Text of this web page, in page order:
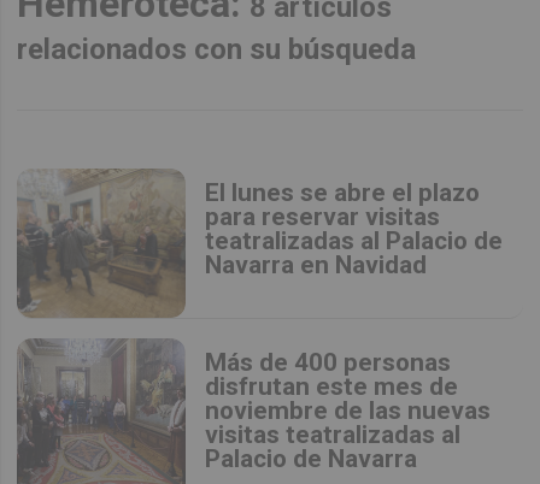
8 artículos
relacionados con su búsqueda
El lunes se abre el plazo
para reservar visitas
teatralizadas al Palacio de
Navarra en Navidad
Más de 400 personas
disfrutan este mes de
noviembre de las nuevas
visitas teatralizadas al
Palacio de Navarra